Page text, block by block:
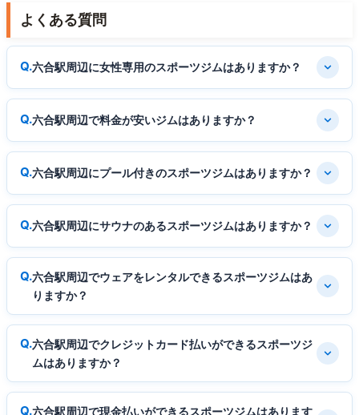
よくある質問
六合駅周辺に女性専用のスポーツジムはありますか？
六合駅周辺で料金が安いジムはありますか？
六合駅周辺にプール付きのスポーツジムはありますか？
六合駅周辺にサウナのあるスポーツジムはありますか？
六合駅周辺でウェアをレンタルできるスポーツジムはあ
りますか？
六合駅周辺でクレジットカード払いができるスポーツジ
ムはありますか？
六合駅周辺で現金払いができるスポーツジムはあります